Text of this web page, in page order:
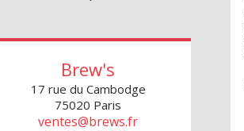
Brew's
17 rue du Cambodge
75020 Paris
ventes@brews.fr